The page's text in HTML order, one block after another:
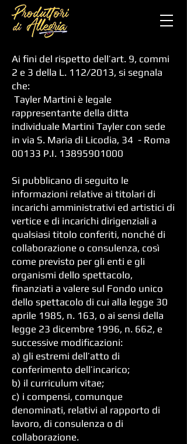
Ai fini del rispetto dell’art. 9, commi
2 e 3 della L. 112/2013, si segnala
che:
Tayler Martini è legale
rappresentante della ditta
individuale Martini Tayler con sede
in via S. Maria di Licodia, 34 - Roma
00133 P.I. 13895901000
Si pubblicano di seguito le
informazioni relative ai titolari di
incarichi amministrativi ed artistici di
vertice e di incarichi dirigenziali a
qualsiasi titolo conferiti, nonché di
collaborazione o consulenza, così
come previsto per gli enti e gli
organismi dello spettacolo,
finanziati a valere sul Fondo unico
dello spettacolo di cui alla legge 30
aprile 1985, n. 163, o ai sensi della
legge 23 dicembre 1996, n. 662, e
successive modificazioni:
a) gli estremi dell’atto di
conferimento dell’incarico;
b) il curriculum vitae;
c) i compensi, comunque
denominati, relativi al rapporto di
lavoro, di consulenza o di
collaborazione.